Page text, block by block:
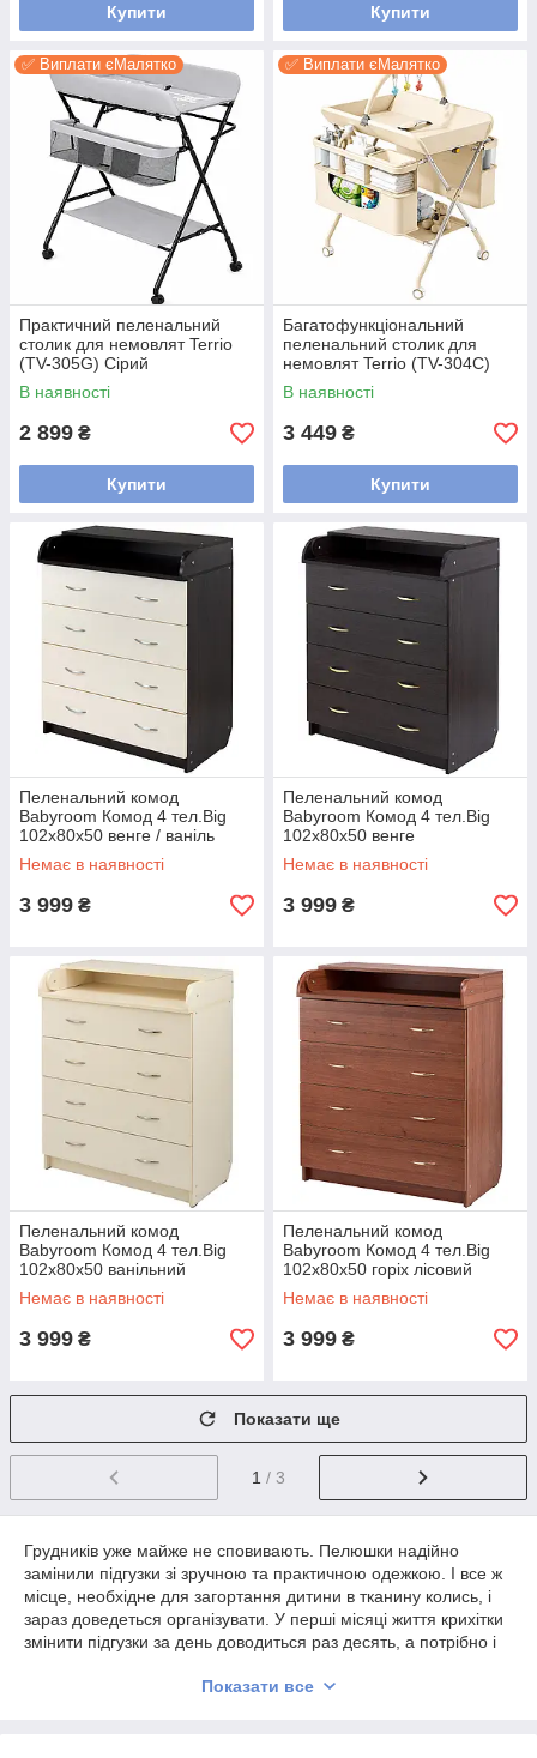
Купити Купити
✅ Виплати єМалятко
Практичний пеленальний
столик для немовлят Terrio
(TV-305G) Сірий
В наявності
2 899 ₴
Купити
✅ Виплати єМалятко
Багатофункціональний
пеленальний столик для
немовлят Terrio (TV-304C)
Бежевий
В наявності
3 449 ₴
Купити
Пеленальний комод
Babyroom Комод 4 тел.Big
102x80x50 венге / ваніль
Немає в наявності
3 999 ₴
Пеленальний комод
Babyroom Комод 4 тел.Big
102x80x50 венге
Немає в наявності
3 999 ₴
Пеленальний комод
Babyroom Комод 4 тел.Big
102x80x50 ванільний
Немає в наявності
3 999 ₴
Пеленальний комод
Babyroom Комод 4 тел.Big
102x80x50 горіх лісовий
Немає в наявності
3 999 ₴
Показати ще
1 / 3
Грудників уже майже не сповивають. Пелюшки надійно
замінили підгузки зі зручною та практичною одежкою. І все ж
місце, необхідне для загортання дитини в тканину колись, і
зараз доведеться організувати. У перші місяці життя крихітки
змінити підгузки за день доводиться раз десять, а потрібно і
процедури... Якщо щоразу нахилятися над ліжком для зміни
Показати все